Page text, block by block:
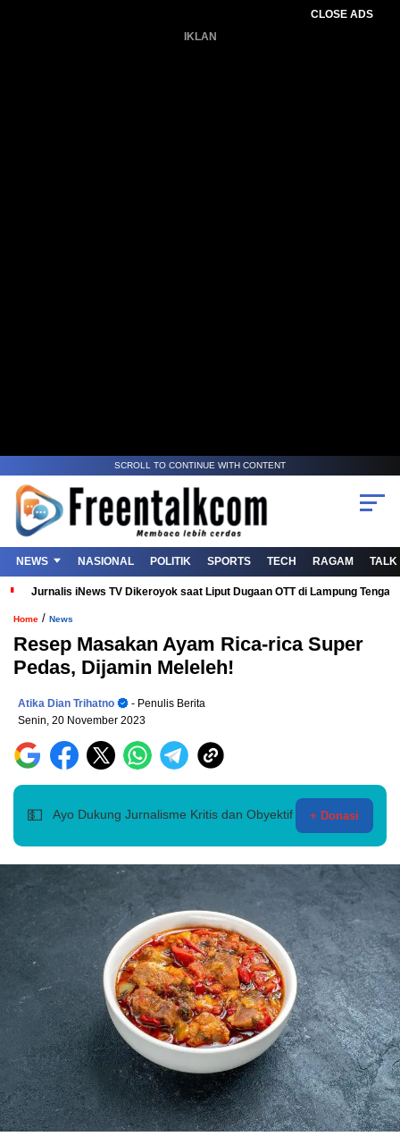
CLOSE ADS
IKLAN
SCROLL TO CONTINUE WITH CONTENT
NEWS NASIONAL POLITIK SPORTS TECH RAGAM TALK
Jurnalis iNews TV Dikeroyok saat Liput Dugaan OTT di Lampung
Home / News
Resep Masakan Ayam Rica-rica Super
Pedas, Dijamin Meleleh!
Atika Dian Trihatno
- Penulis Berita
Senin, 20 November 2023
💵 Ayo Dukung Jurnalisme Kritis dan Obyektif + Donasi